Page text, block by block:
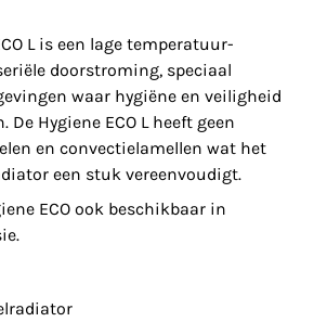
L is een lage temperatuur-
doorstroming, speciaal
waar hygiëne en veiligheid
Hygiene ECO L heeft geen
en convectielamellen wat het
een stuk vereenvoudigt.
ECO ook beschikbaar in